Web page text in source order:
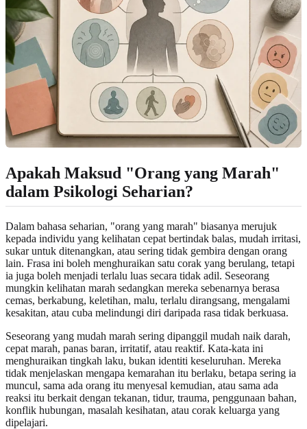
Apakah Maksud "Orang yang Marah"
dalam Psikologi Seharian?
Dalam bahasa seharian, "orang yang marah" biasanya merujuk
kepada individu yang kelihatan cepat bertindak balas, mudah irritasi,
sukar untuk ditenangkan, atau sering tidak gembira dengan orang
lain. Frasa ini boleh menghuraikan satu corak yang berulang, tetapi
ia juga boleh menjadi terlalu luas secara tidak adil. Seseorang
mungkin kelihatan marah sedangkan mereka sebenarnya berasa
cemas, berkabung, keletihan, malu, terlalu dirangsang, mengalami
kesakitan, atau cuba melindungi diri daripada rasa tidak berkuasa.
Seseorang yang mudah marah sering dipanggil mudah naik darah,
cepat marah, panas baran, irritatif, atau reaktif. Kata-kata ini
menghuraikan tingkah laku, bukan identiti keseluruhan. Mereka
tidak menjelaskan mengapa kemarahan itu berlaku, betapa sering ia
muncul, sama ada orang itu menyesal kemudian, atau sama ada
reaksi itu berkait dengan tekanan, tidur, trauma, penggunaan bahan,
konflik hubungan, masalah kesihatan, atau corak keluarga yang
dipelajari.